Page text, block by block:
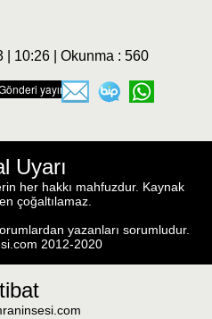
| 10:26 | Okunma : 560
Uyarı
her hakkı mahfuzdur. Kaynak
çoğaltılamaz.
yazanları sorumludur.
2012-2020